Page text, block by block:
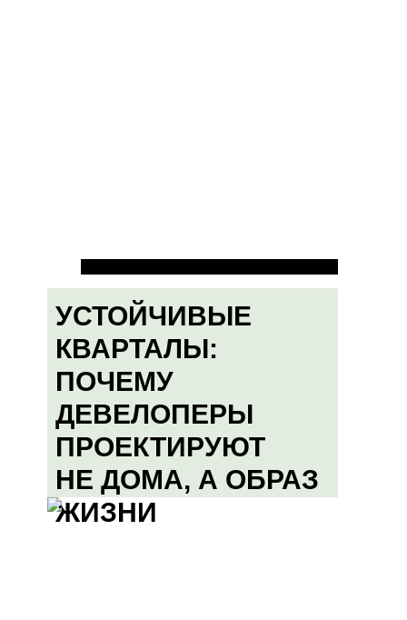
УСТОЙЧИВЫЕ
КВАРТАЛЫ:
ПОЧЕМУ
ДЕВЕЛОПЕРЫ
ПРОЕКТИРУЮТ
НЕ ДОМА, А ОБРАЗ
ЖИЗНИ